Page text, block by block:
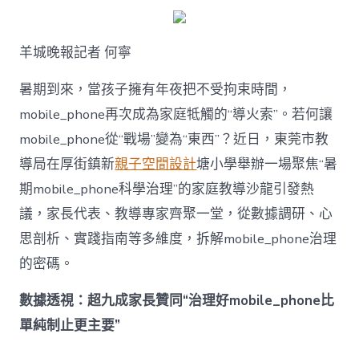
治
理
難
題？
讓
mobilJIUYI
俱
意
空
間
設
成
為
羊城晚報記者 何寧
暑期到來，當孩子擁有年夜把不受拘束時間，
mobile_phone再次成為家庭牴觸的“導火索”。若何讓
mobile_phone從“戰場”變為“東西”？近日，東莞市教
導局在厚街鎮新親子空間設計塘小學舉辦一場聚焦“暑
期mobile_phone科學治理”的家庭教導沙龍引發熱
議，家長代表、教導專家齊聚一堂，從數據調研、心
思剖析、實踐指南等多維度，拆解mobile_phone治理
的密碼。
數據透視：超九成家長贊同“治理好mobile_phone比
單純制止更主要”